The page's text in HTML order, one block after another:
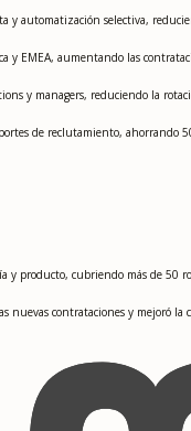
y automatización selectiva,
EMEA, aumentando las
y managers, reduciendo la
de reclutamiento, ahorrando
producto, cubriendo más de 50
nuevas contrataciones y mejoró la